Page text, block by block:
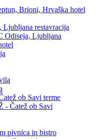
Odiseja, Ljubljana
- Čatež ob Savi